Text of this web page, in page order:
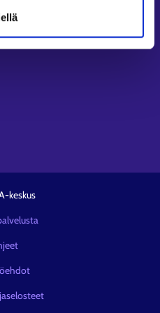
keskus